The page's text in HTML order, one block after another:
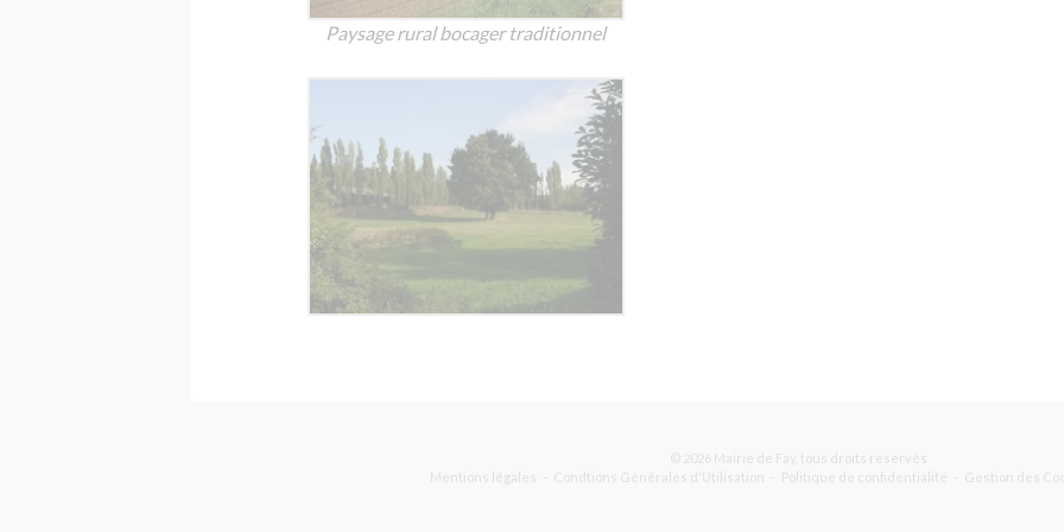
Paysage rural bocager traditionnel
© 2026 Mairie de Fay, tous droits réservés
Mentions légales
Condtions Générales d'Utilisation Politique de confidentialité Gestion des